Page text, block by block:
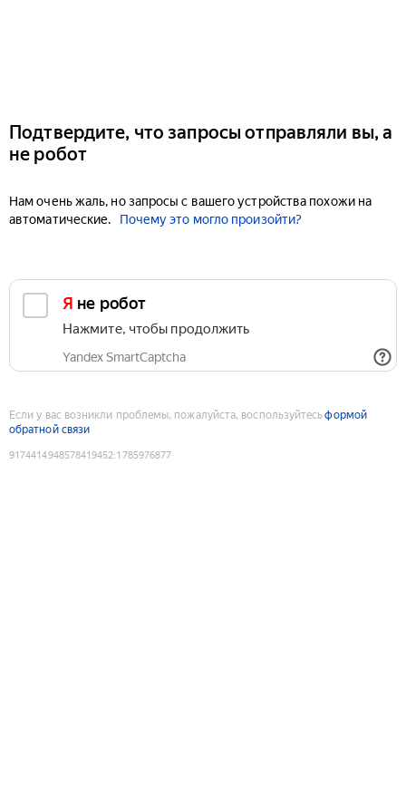
Подтвердите, что запросы отправляли вы, а
не робот
Нам очень жаль, но запросы с вашего устройства похожи на
автоматические.
Почему это могло произойти?
Я не робот
Нажмите, чтобы продолжить
Yandex SmartCaptcha
Если у вас возникли проблемы, пожалуйста, воспользуйтесьформой
обратной связи
9174414948578419452:1785976877